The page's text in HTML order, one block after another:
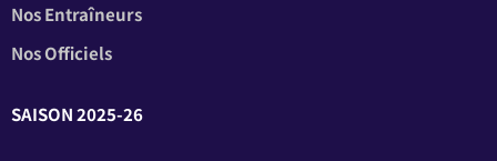
Nos Entraîneurs
Nos Officiels
SAISON 2025-26